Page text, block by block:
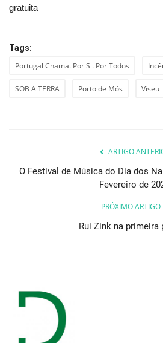
gratuita
Tags:
Portugal Chama. Por Si. Por Todos
SOB A TERRA Porto de Mós Viseu
ARTIGO
O Festival de Música do Dia dos
Fevereiro de
PRÓXIMO ARTIGO
Rui Zink na primeira